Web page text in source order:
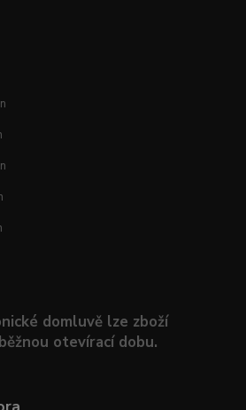
domluvě lze zboží
otevírací dobu.